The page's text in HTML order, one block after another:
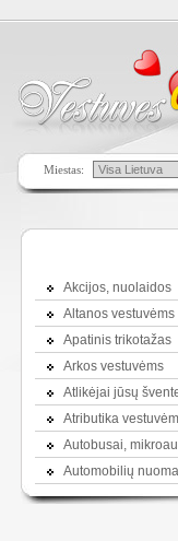
Miestas:
Akcijos, nuolaidos
Altanos vestuvėms
Apatinis trikotažas
Arkos vestuvėms
Atlikėjai jūsų
Atributika
Autobusai,
Automobilių nuoma